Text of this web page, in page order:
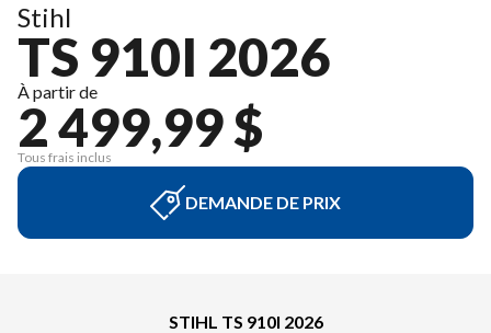
Stihl
TS 910I 2026
À partir de
2 499,99 $
Tous frais inclus
DEMANDE DE PRIX
STIHL TS 910I 2026